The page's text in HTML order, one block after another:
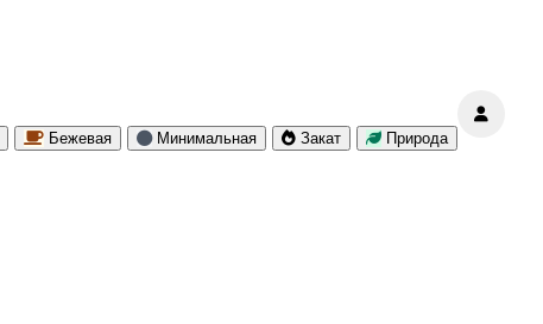
Бежевая Минимальная Закат Природа